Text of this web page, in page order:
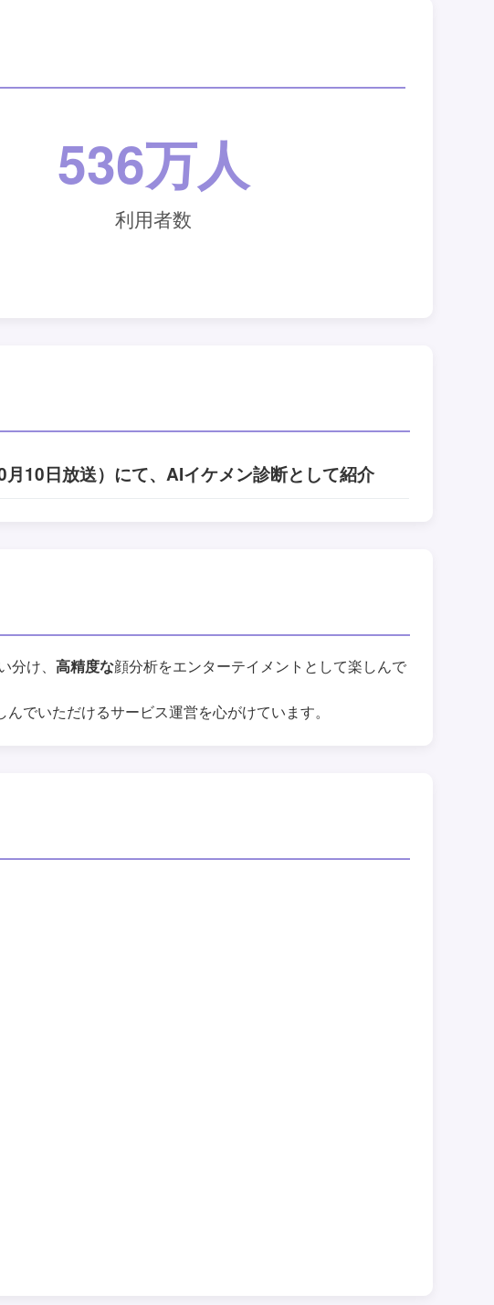
536万人
利用者数
10日放送）にて、AIイケメン診断として紹介
分け、高精度な顔分析をエンターテイメントとして楽しんで
でいただけるサービス運営を心がけています。